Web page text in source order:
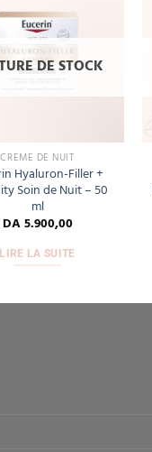
DE STOCK
CRÈME DE NUIT
Hyaluron-Filler +
Soin de Nuit – 50
ml
DA5.900,00
LIRE LA SUITE